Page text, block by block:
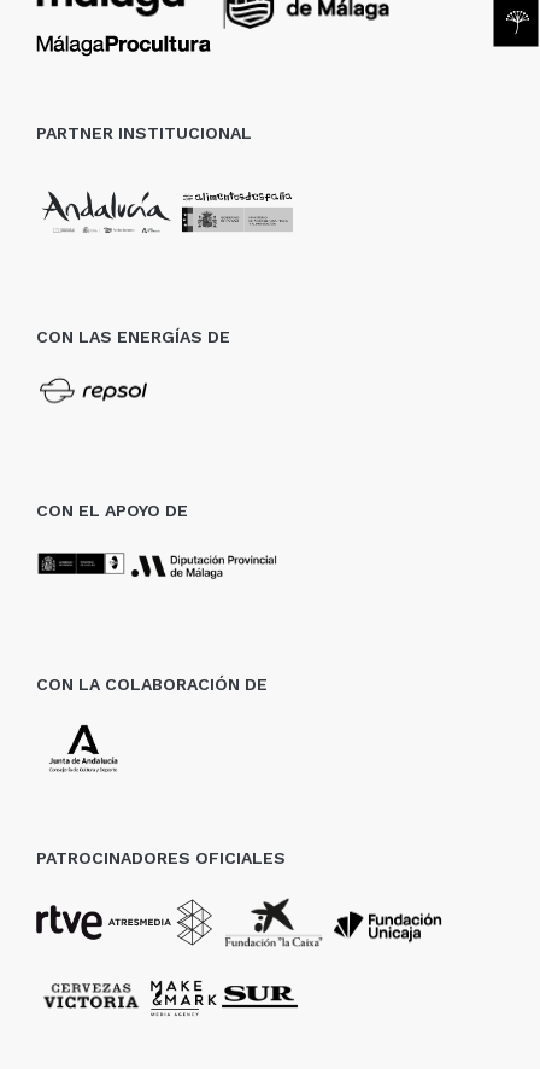
PARTNER INSTITUCIONAL
CON LAS ENERGÍAS DE
CON EL APOYO DE
CON LA COLABORACIÓN DE
PATROCINADORES OFICIALES